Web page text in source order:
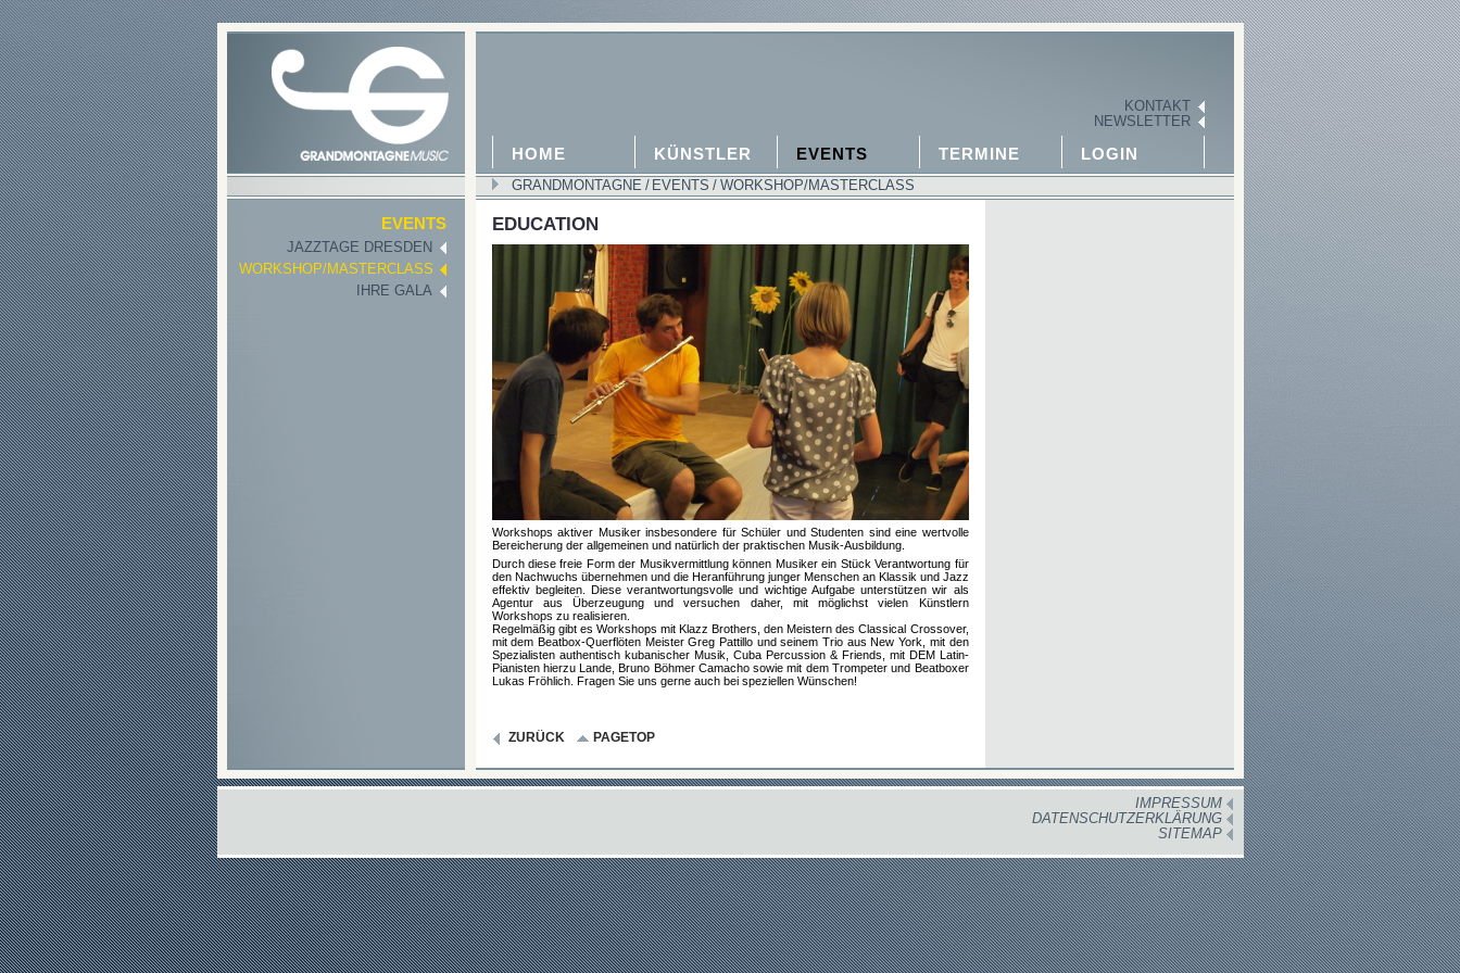
KONTAKT
NEWSLETTER
HOME KÜNSTLER EVENTS TERMINE LOGIN
GRANDMONTAGNE / EVENTS /WORKSHOP/MASTERCLASS
EVENTS
JAZZTAGE DRESDEN
WORKSHOP/MASTERCLASS
IHRE GALA
EDUCATION
Workshops aktiver Musiker insbesondere für Schüler und Studenten sind eine wertvolle
Bereicherung der allgemeinen und natürlich der praktischen Musik-Ausbildung.
Durch diese freie Form der Musikvermittlung können Musiker ein Stück Verantwortung für
den Nachwuchs übernehmen und die Heranführung junger Menschen an Klassik und Jazz
effektiv begleiten. Diese verantwortungsvolle und wichtige Aufgabe unterstützen wir als
Agentur aus Überzeugung und versuchen daher, mit möglichst vielen Künstlern
Workshops zu realisieren.
Regelmäßig gibt es Workshops mit Klazz Brothers, den Meistern des Classical Crossover,
mit dem Beatbox-Querflöten Meister Greg Pattillo und seinem Trio aus New York, mit den
Spezialisten authentisch kubanischer Musik, Cuba Percussion & Friends, mit DEM Latin-
Pianisten hierzu Lande, Bruno Böhmer Camacho sowie mit dem Trompeter und Beatboxer
Lukas Fröhlich. Fragen Sie uns gerne auch bei speziellen Wünschen!
ZURÜCK PAGETOP
IMPRESSUM
DATENSCHUTZERKLÄRUNG
SITEMAP